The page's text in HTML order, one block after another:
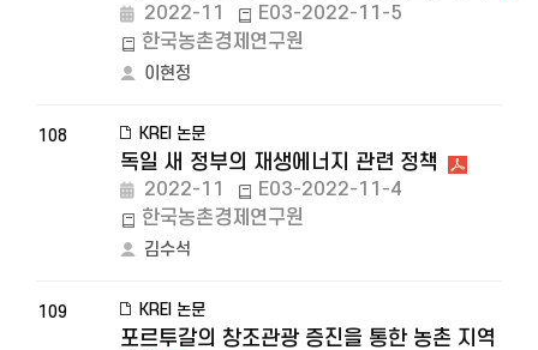
2022-11
E03-2022-11-5
한국농촌경제연구원
이현정
108 KREI 논문
독일 새 정부의 재생에너지 관련 정책
2022-11
E03-2022-11-4
한국농촌경제연구원
김수석
109 KREI 논문
포르투갈의 창조관광 증진을 통한 농촌 지역